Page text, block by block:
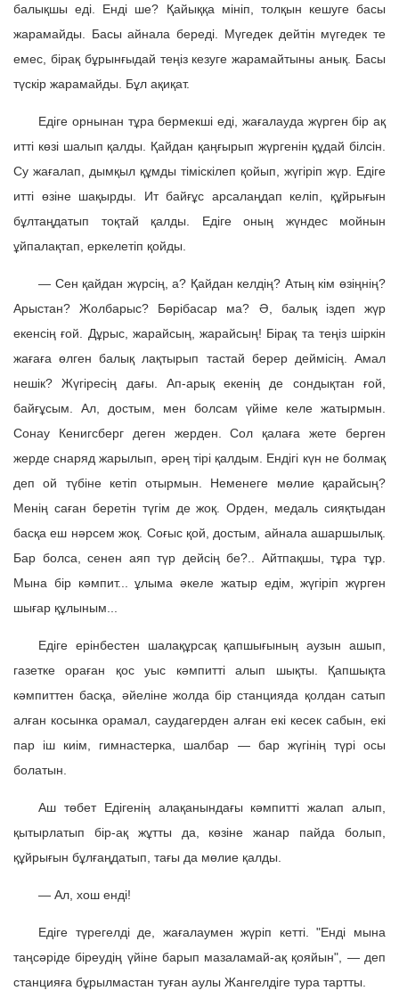
балықшы еді. Енді ше? Қайыққа мініп, толқын кешуге басы
жарамайды. Басы айнала береді. Мүгедек дейтін мүгедек те
емес, бірақ бұрынғыдай теңіз кезуге жарамайтыны анық. Басы
түскір жарамайды. Бұл ақиқат.
Едіге орнынан тұра бермекші еді, жағалауда жүрген бір ақ
итті көзі шалып қалды. Қайдан қаңғырып жүргенін құдай білсін.
Су жағалап, дымқыл құмды тіміскілеп қойып, жүгіріп жүр. Едіге
итті өзіне шақырды. Ит байғұс арсалаңдап келіп, құйрығын
бұлтаңдатып тоқтай қалды. Едіге оның жүндес мойнын
ұйпалақтап, еркелетіп қойды.
— Сен қайдан жүрсің, а? Қайдан келдің? Атың кім өзіңнің?
Арыстан? Жолбарыс? Бөрібасар ма? Ә, балық іздеп жүр
екенсің ғой. Дұрыс, жарайсың, жарайсың! Бірақ та теңіз шіркін
жағаға өлген балық лақтырып тастай берер деймісің. Амал
нешік? Жүгіресің дағы. Ап-арық екенің де сондықтан ғой,
байғұсым. Ал, достым, мен болсам үйіме келе жатырмын.
Сонау Кенигсберг деген жерден. Сол қалаға жете берген
жерде снаряд жарылып, әрең тірі қалдым. Ендігі күн не болмақ
деп ой түбіне кетіп отырмын. Неменеге мөлие қарайсың?
Менің саған беретін түгім де жоқ. Орден, медаль сияқтыдан
басқа еш нәрсем жоқ. Соғыс қой, достым, айнала ашаршылық.
Бар болса, сенен аяп түр дейсің бе?.. Айтпақшы, тұра тұр.
Мына бір кәмпит... ұлыма әкеле жатыр едім, жүгіріп жүрген
шығар құлыным...
Едіге ерінбестен шалақұрсақ қапшығының аузын ашып,
газетке ораған қос уыс кәмпитті алып шықты. Қапшықта
кәмпиттен басқа, әйеліне жолда бір станцияда қолдан сатып
алған косынка орамал, саудагерден алған екі кесек сабын, екі
пар іш киім, гимнастерка, шалбар — бар жүгінің түрі осы
болатын.
Аш төбет Едігенің алақанындағы кәмпитті жалап алып,
қытырлатып бір-ақ жұтты да, көзіне жанар пайда болып,
құйрығын бұлғаңдатып, тағы да мөлие қалды.
— Ал, хош енді!
Едіге түрегелді де, жағалаумен жүріп кетті. "Енді мына
таңсәріде біреудің үйіне барып мазаламай-ақ қояйын", — деп
станцияға бұрылмастан туған аулы Жангелдіге тура тартты.